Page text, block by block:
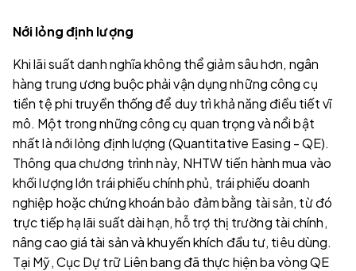
Nới lỏng định lượng
Khi lãi suất danh nghĩa không thể giảm sâu hơn, ngân
hàng trung ương buộc phải vận dụng những công cụ
tiền tệ phi truyền thống để duy trì khả năng điều tiết vĩ
mô. Một trong những công cụ quan trọng và nổi bật
nhất là nới lỏng định lượng (Quantitative Easing - QE).
Thông qua chương trình này, NHTW tiến hành mua vào
khối lượng lớn trái phiếu chính phủ, trái phiếu doanh
nghiệp hoặc chứng khoán bảo đảm bằng tài sản, từ đó
trực tiếp hạ lãi suất dài hạn, hỗ trợ thị trường tài chính,
nâng cao giá tài sản và khuyến khích đầu tư, tiêu dùng.
Tại Mỹ, Cục Dự trữ Liên bang đã thực hiện ba vòng QE